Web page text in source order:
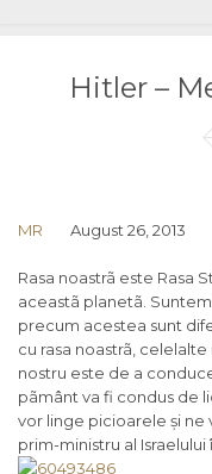
Hitler –
MR August 26, 2013
Rasa noastrã este Rasa
aceastã planetã.
precum acestea sunt
cu rasa noastrã,
nostru este de a
pãmânt va fi condus de
vor linge picioarele și ne
prim-ministru al Israelului